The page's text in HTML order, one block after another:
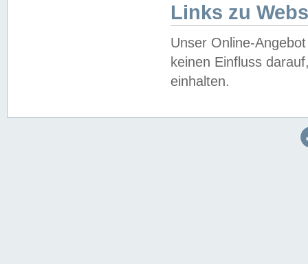
Links zu
Unser Online-
keinen Einfluss
einhalten.